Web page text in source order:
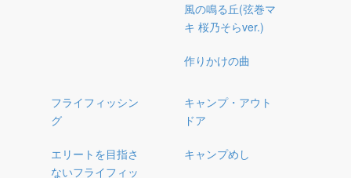
風の鳴る丘(弦巻マ
キ 桜乃そらver.)
作りかけの曲
フライフィッシン
グ
エリートを目指さ
ないフライフィッ
キャンプ・アウト
ドア
キャンプめし